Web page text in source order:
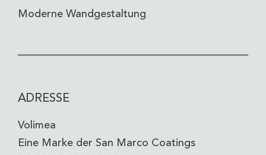
Moderne Wandgestaltung
ADRESSE
Volimea
Eine Marke der San Marco Coatings